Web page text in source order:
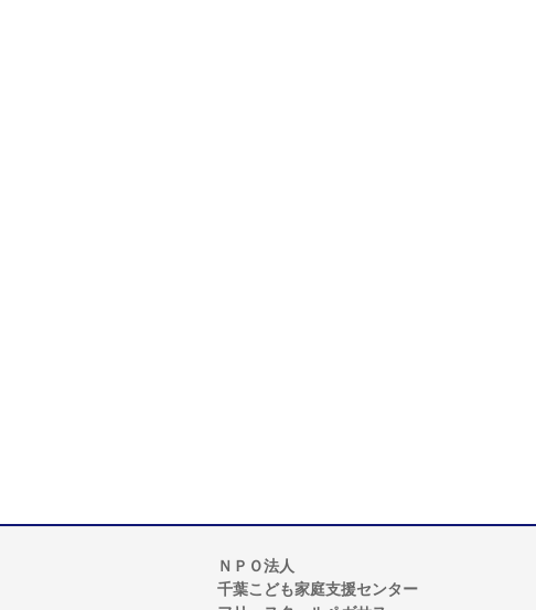
ＮＰＯ法人
千葉こども家庭支援センター